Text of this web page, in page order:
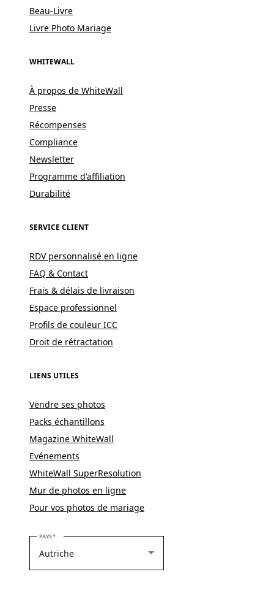
Beau-Livre
Livre Photo Mariage
WHITEWALL
À propos de WhiteWall
Presse
Récompenses
Compliance
Newsletter
Programme d'affiliation
Durabilité
SERVICE CLIENT
RDV personnalisé en ligne
FAQ & Contact
Frais & délais de livraison
Espace professionnel
Profils de couleur ICC
Droit de rétractation
LIENS UTILES
Vendre ses photos
Packs échantillons
Magazine WhiteWall
Evénements
WhiteWall SuperResolution
Mur de photos en ligne
Pour vos photos de mariage
PAYSVEUILLEZ SÉLECTIONNER VOTRE PAYS